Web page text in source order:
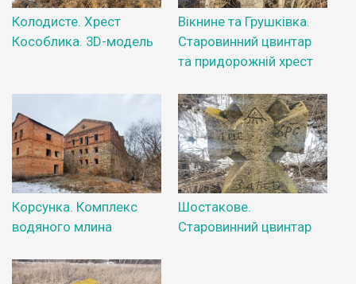
Колодисте. Хрест
Кособлика. 3D-модель
Вікнине та Грушківка.
Старовинний цвинтар
та придорожній хрест
Корсунка. Комплекс
водяного млина
Шостакове.
Старовинний цвинтар